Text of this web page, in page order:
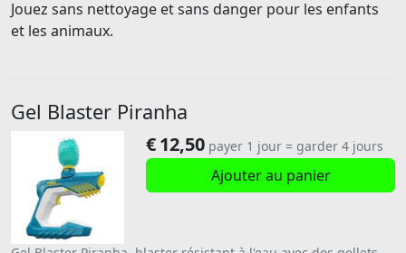
Jouez sans nettoyage et sans danger pour les enfants
et les animaux.
Gel Blaster Piranha
€12,50 payer 1 jour = garder 4 jours
Ajouter au panier